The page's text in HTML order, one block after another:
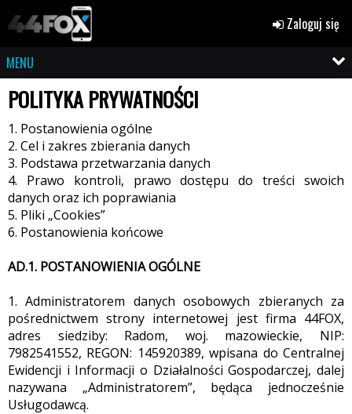
Zaloguj się
MENU
POLITYKA PRYWATNOŚCI
1. Postanowienia ogólne
2. Cel i zakres zbierania danych
3. Podstawa przetwarzania danych
4. Prawo kontroli, prawo dostępu do treści swoich
danych oraz ich poprawiania
5. Pliki „Cookies”
6. Postanowienia końcowe
AD.1. POSTANOWIENIA OGÓLNE
1. Administratorem danych osobowych zbieranych za
pośrednictwem strony internetowej jest firma 44FOX,
adres siedziby: Radom, woj. mazowieckie, NIP:
7982541552, REGON: 145920389, wpisana do Centralnej
Ewidencji i Informacji o Działalności Gospodarczej, dalej
nazywana „Administratorem”, będąca jednocześnie
Usługodawcą.